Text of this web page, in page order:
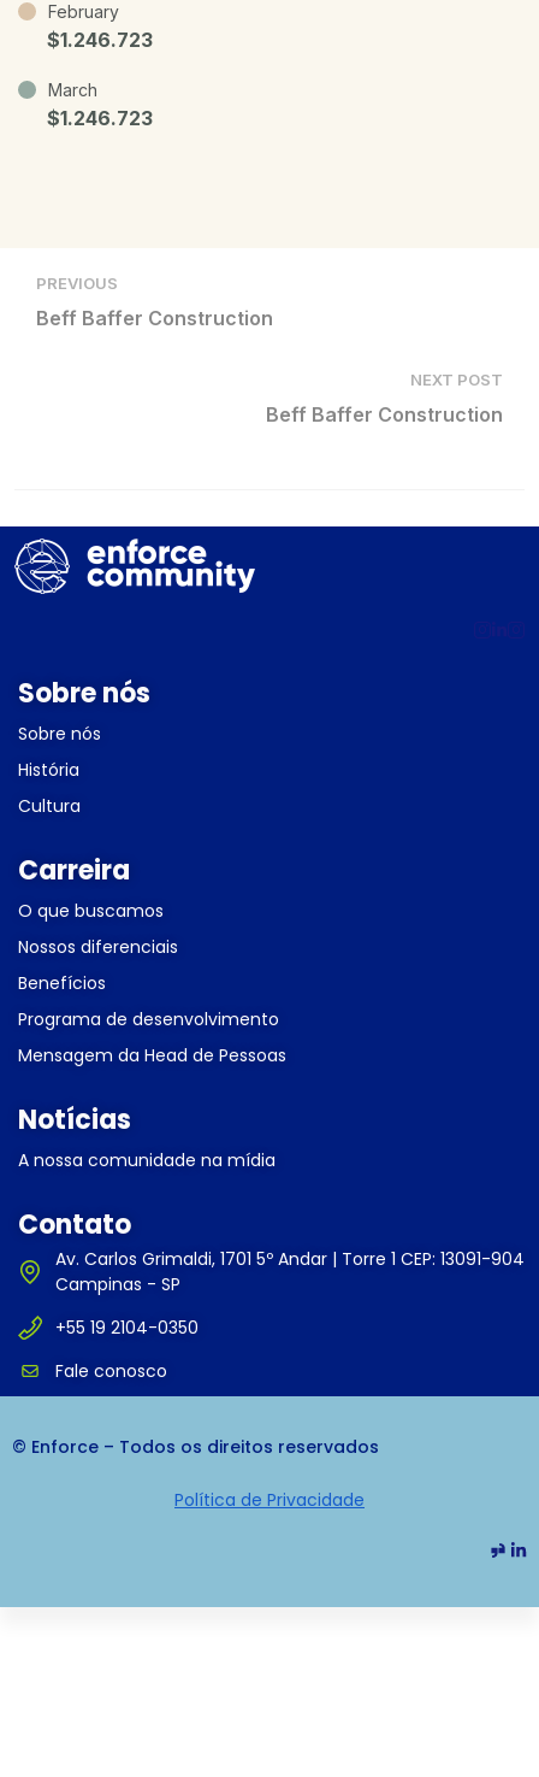
February
$1.246.723
March
$1.246.723
PREVIOUS
Beff Baffer Construction
NEXT POST
Beff Baffer Construction
Sobre nós
Sobre nós
História
Cultura
Carreira
O que buscamos
Nossos diferenciais
Benefícios
Programa de desenvolvimento
Mensagem da Head de Pessoas
Notícias
A nossa comunidade na mídia
Contato
Av. Carlos Grimaldi, 1701 5º Andar | Torre 1 CEP: 13091-904
Campinas - SP
+55 19 2104-0350
Fale conosco
© Enforce – Todos os direitos reservados
Política de Privacidade